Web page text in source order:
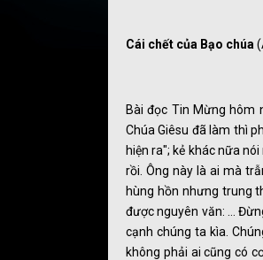
Cái chết của Bạo chúa
Bài đọc Tin Mừng hôm
Chúa Giêsu đã làm thì
hiện ra"; kẻ khác nữa
rồi. Ông này là ai mà
hùng hồn nhưng trung
được nguyên văn: …
cạnh chúng ta kìa.
không phải ai cũng có